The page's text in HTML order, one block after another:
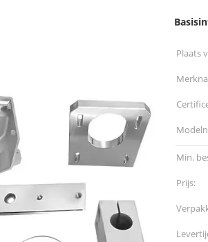
Plaats
Min.
Prijs: